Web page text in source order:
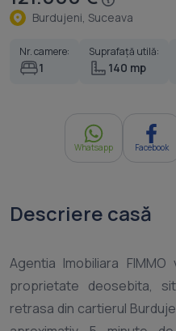
Burdujeni, Suceava
Nr. camere:
1
Suprafață utilă:
140 mp
Whatsapp Facebook
Descriere casă
Agentia Imobiliara
proprietate deosebita,
retrasa din cartierul